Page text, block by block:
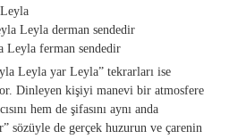
Leyla derman sendedir
Leyla ferman sendedir
Leyla yar Leyla” tekrarları ise
Dinleyen kişiyi manevi bir atmosfere
hem de şifasını aynı anda
sözüyle de gerçek huzurun ve çarenin